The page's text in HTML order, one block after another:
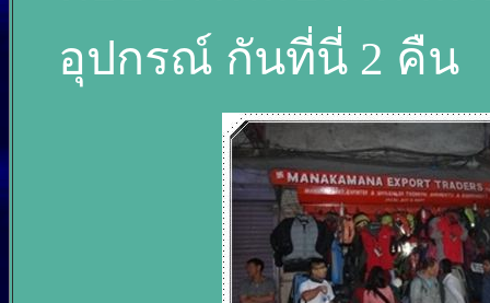
อุปกรณ์ กันที่นี่ 2 คืน